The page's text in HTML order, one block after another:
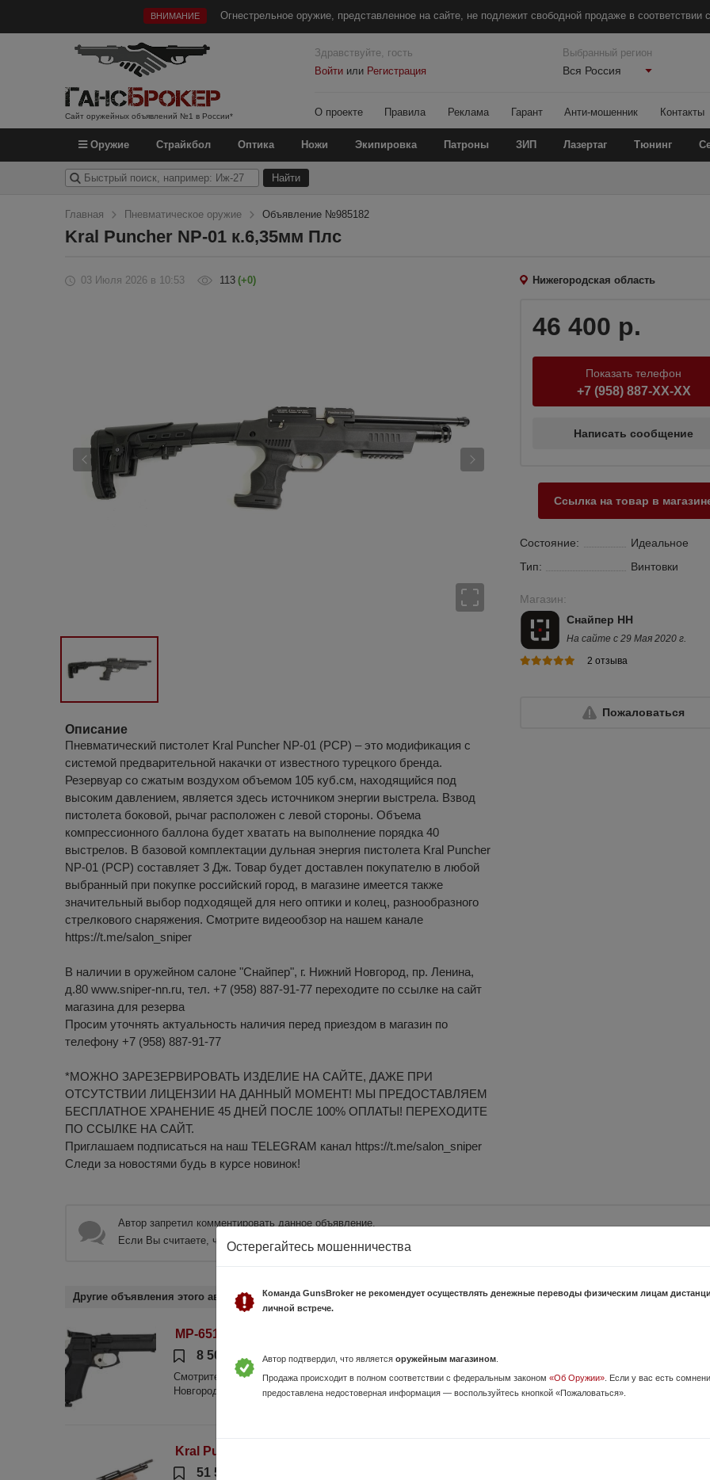
ВНИМАНИЕ Огнестрельное оружие, представленное на сайте, не подлежит свободной продаже в
Сайт оружейных объявлений №1 в России*
Здравствуйте, гость
Войтиили Регистрация
Выбранный регион
Вся Россия
О проекте Правила Реклама Гарант Анти-мошенник Контакты
Оружие Страйкбол Оптика Ножи Экипировка Патроны ЗИП Лазертаг Тюнинг
Главная Пневматическое оружие Объявление №985182
Kral Puncher NP-01 к.6,35мм Плс
03 Июля 2026 в 10:53 113 (+0) Нижегородская область
Описание
Пневматический пистолет Kral Puncher NP-01 (PCP) – это модификация с
системой предварительной накачки от известного турецкого бренда.
Резервуар со сжатым воздухом объемом 105 куб.см, находящийся под
высоким давлением, является здесь источником энергии выстрела. Взвод
пистолета боковой, рычаг расположен с левой стороны. Объема
компрессионного баллона будет хватать на выполнение порядка 40
выстрелов. В базовой комплектации дульная энергия пистолета Kral Puncher
NP-01 (PCP) составляет 3 Дж. Товар будет доставлен покупателю в любой
выбранный при покупке российский город, в магазине имеется также
значительный выбор подходящей для него оптики и колец, разнообразного
стрелкового снаряжения. Смотрите видеообзор на нашем канале
https://t.me/salon_sniper
В наличии в оружейном салоне "Снайпер", г. Нижний Новгород, пр. Ленина,
д.80 www.sniper-nn.ru, тел. +7 (958) 887-91-77 переходите по ссылке на сайт
магазина для резерва
Просим уточнять актуальность наличия перед приездом в магазин по
телефону +7 (958) 887-91-77
*МОЖНО ЗАРЕЗЕРВИРОВАТЬ ИЗДЕЛИЕ НА САЙТЕ, ДАЖЕ ПРИ
ОТСУТСТВИИ ЛИЦЕНЗИИ НА ДАННЫЙ МОМЕНТ! МЫ ПРЕДОСТАВЛЯЕМ
БЕСПЛАТНОЕ ХРАНЕНИЕ 45 ДНЕЙ ПОСЛЕ 100% ОПЛАТЫ! ПЕРЕХОДИТЕ
ПО ССЫЛКЕ НА САЙТ.
Приглашаем подписаться на наш TELEGRAM канал https://t.me/salon_sniper
Следи за новостями будь в курсе новинок!
46 400 р.
Показать телефон
+7 (958) 887-XX-XX
Написать сообщение
Ссылка на товар в
Состояние:
Идеальное
Тип:
Винтовки
Магазин:
Снайпер НН
На сайте с 29 Мая 2020 г.
2 отзыва
Пожаловаться
Автор запретил комментировать данное объявление.
Если Вы считаете, что данное объявление нарушает правила нашего портала, то воспользуйтесь ссылкой
Другие объявления этого автора
МР-651К (пист.газобал., ряд, 30508)
8 500 руб.
Нижегородская область
Смотрите видеообзор на нашем канале https://t.me/salon_sniper В наличии в оружейном салоне "Снайпер", г.
Новгород, пр. Ленина, д.80 www.sniper-nn.ru, тел. +7 (958) 887-91-77 переходит...
Kral Puncher Breaker 3 к.6,35мм Орех 3
51 500 руб.
Остерегайтесь мошенничества
Команда GunsBroker не рекомендует осуществлять денежные переводы физическим лицам
личной встрече.
Автор подтвердил, что является оружейным магазином
Продажа происходит в полном соответствии с федеральным законом «Об Оружии» . Если у вас есть
предоставлена недостоверная информация — воспользуйтесь кнопкой «Пожаловаться».